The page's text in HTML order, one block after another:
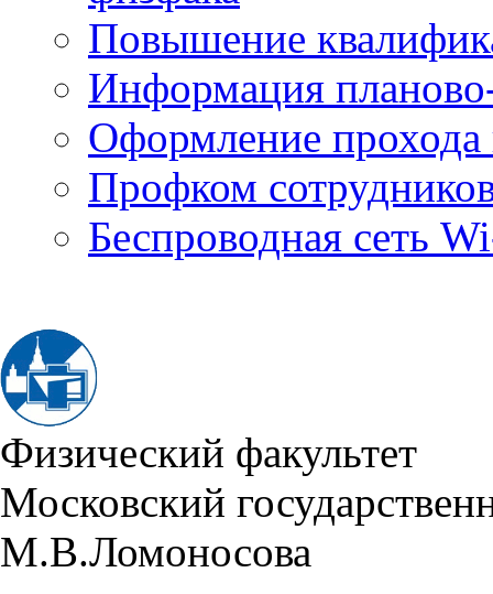
Повышение
Информация
Оформление прохода
Профком
Беспроводная сеть
Физический факультет
Московский
М.В.Ломоносова